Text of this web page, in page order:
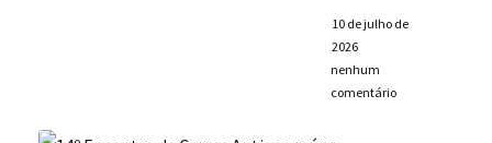
10 de julho de
2026
nenhum
comentário